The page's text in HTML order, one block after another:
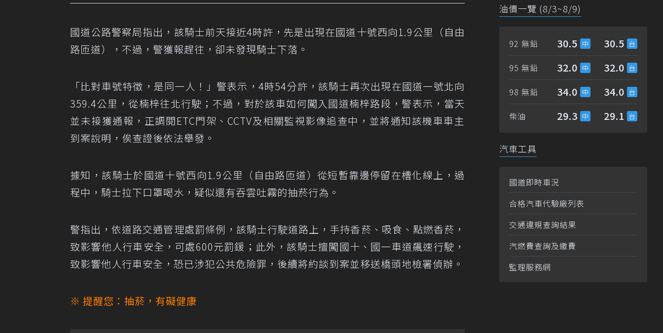
國道公路警察局指出，該騎士前天接近4時許，先是出現在國道十號西向1.9公里（自由
路匝道），不過，警獲報趕往，卻未發現騎士下落。
「比對車號特徵，是同一人！」警表示，4時54分許，該騎士再次出現在國道一號北向
359.4公里，從楠梓往北行駛；不過，對於該車如何闖入國道楠梓路段，警表示，當天
並未接獲通報，正調閱ETC門架、CCTV及相關監視影像追查中，並將通知該機車車主
到案說明，俟查證後依法舉發。
據知，該騎士於國道十號西向1.9公里（自由路匝道）從短暫靠邊停留在槽化線上，過
程中，騎士拉下口罩喝水，疑似還有吞雲吐霧的抽菸行為。
警指出，依道路交通管理處罰條例，該騎士行駛道路上，手持香菸、吸食、點燃香菸，
致影響他人行車安全，可處600元罰鍰；此外，該騎士擅闖國十、國一車道飆速行駛，
致影響他人行車安全，恐已涉犯公共危險罪，後續將約談到案並移送橋頭地檢署偵辦。
※ 提醒您：抽菸，有礙健康
油價一覽 (8/3~8/9)
92 無鉛 30.5 30.5
95 無鉛 32.0 32.0
98 無鉛 34.0 34.0
柴油 29.3 29.1
汽車工具
國道即時車況
合格汽車代驗廠列表
交通違規查詢結果
汽燃費查詢及繳費
監理服務網